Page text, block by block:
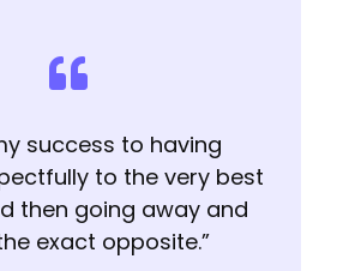
success to having
to the very best
then going away and
exact opposite.”